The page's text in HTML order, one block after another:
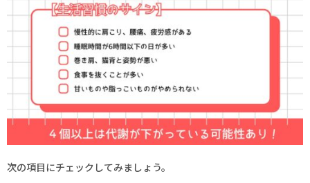
次の項目にチェックしてみましょう。